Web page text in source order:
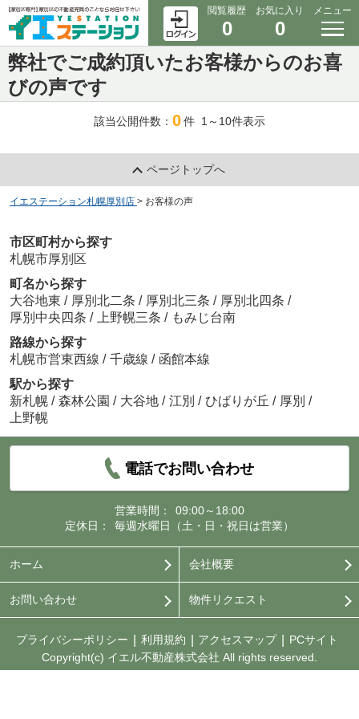
閲覧履歴
0
お気に入り
0
メニュー
弊社でご成約頂いたお客様からのお喜
びの声です
該当公開件数： 0件 1～10件表示
ページトップへ
イエステーション札幌厚別店 > お客様の声
市区町村から探す
札幌市厚別区
町名から探す
大谷地東 / 厚別北二条 / 厚別北三条 / 厚別北四条 /
厚別中央四条 / 上野幌三条 / もみじ台南
路線から探す
札幌市営東西線 / 千歳線 / 函館本線
駅から探す
新札幌 / 森林公園 / 大谷地 / 江別 / ひばりが丘 / 厚別 /
上野幌
電話でお問い合わせ
営業時間：
09:00～18:00
定休日：
毎週水曜日（土・日・祝日は営業）
ホーム 会社概要
お問い合わせ 物件リクエスト
プライバシーポリシー 利用規約 アクセスマップ
PCサイト
Copyright(c) イエル不動産株式会社 All rights reserved.